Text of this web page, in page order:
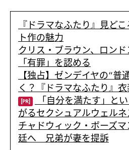
『ドラマなふたり』見ど
ト作の魅力
クリス・ブラウン、ロン
「有罪」を認める
【独占】ゼンデイヤの“普
く？『ドラマなふたり』
[PR]
「自分を満たす」と
がるセクシュアルウェル
チャドウィック・ボーズ
廷へ 兄弟が妻を提訴